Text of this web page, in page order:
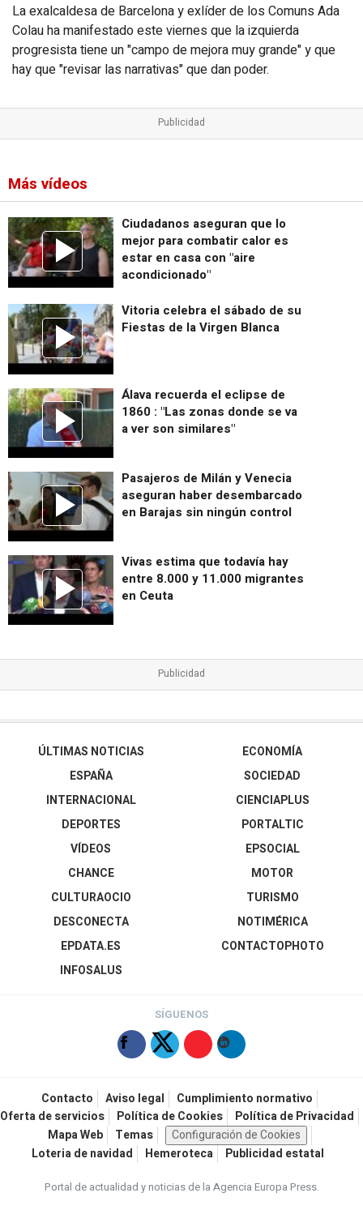
La exalcaldesa de Barcelona y exlíder de los Comuns Ada
Colau ha manifestado este viernes que la izquierda
progresista tiene un "campo de mejora muy grande" y que
hay que "revisar las narrativas" que dan poder.
Más vídeos
Ciudadanos aseguran que lo
mejor para combatir calor es
estar en casa con "aire
acondicionado"
Vitoria celebra el sábado de su
Fiestas de la Virgen Blanca
Álava recuerda el eclipse de
1860 : "Las zonas donde se va
a ver son similares"
Pasajeros de Milán y Venecia
aseguran haber desembarcado
en Barajas sin ningún control
Vivas estima que todavía hay
entre 8.000 y 11.000 migrantes
en Ceuta
ÚLTIMAS NOTICIAS
ESPAÑA
INTERNACIONAL
DEPORTES
VÍDEOS
ECONOMÍA
SOCIEDAD
CIENCIAPLUS
PORTALTIC
EPSOCIAL
CHANCE
CULTURAOCIO
DESCONECTA
EPDATA.ES
INFOSALUS
MOTOR
TURISMO
NOTIMÉRICA
CONTACTOPHOTO
SÍGUENOS
Contacto Aviso legal
Cumplimiento normativo
Oferta de servicios
Política de Cookies
Política de Privacidad
Mapa Web
Temas
Configuración de Cookies
Loteria de navidad
Hemeroteca Publicidad estatal
Portal de actualidad y noticias de la Agencia Europa Press.